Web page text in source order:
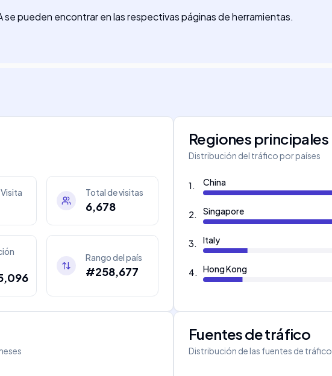
pueden encontrar en las respectivas páginas de herramientas.
Total de visitas
6,678
Rango del país
#258,677
Regiones principales
Distribución del tráfico por países
1. China
2. Singapore
3. Italy
4. Hong Kong
Fuentes de tráfico
Distribución de las fuentes de tráfico